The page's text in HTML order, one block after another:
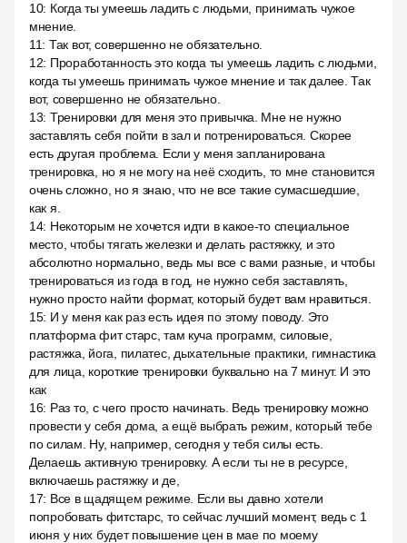
10: Когда ты умеешь ладить с людьми, принимать чужое
мнение.
11: Так вот, совершенно не обязательно.
12: Проработанность это когда ты умеешь ладить с людьми,
когда ты умеешь принимать чужое мнение и так далее. Так
вот, совершенно не обязательно.
13: Тренировки для меня это привычка. Мне не нужно
заставлять себя пойти в зал и потренироваться. Скорее
есть другая проблема. Если у меня запланирована
тренировка, но я не могу на неё сходить, то мне становится
очень сложно, но я знаю, что не все такие сумасшедшие,
как я.
14: Некоторым не хочется идти в какое-то специальное
место, чтобы тягать железки и делать растяжку, и это
абсолютно нормально, ведь мы все с вами разные, и чтобы
тренироваться из года в год, не нужно себя заставлять,
нужно просто найти формат, который будет вам нравиться.
15: И у меня как раз есть идея по этому поводу. Это
платформа фит старс, там куча программ, силовые,
растяжка, йога, пилатес, дыхательные практики, гимнастика
для лица, короткие тренировки буквально на 7 минут. И это
как
16: Раз то, с чего просто начинать. Ведь тренировку можно
провести у себя дома, а ещё выбрать режим, который тебе
по силам. Ну, например, сегодня у тебя силы есть.
Делаешь активную тренировку. А если ты не в ресурсе,
включаешь растяжку и де,
17: Все в щадящем режиме. Если вы давно хотели
попробовать фитстарс, то сейчас лучший момент, ведь с 1
июня у них будет повышение цен в мае по моему